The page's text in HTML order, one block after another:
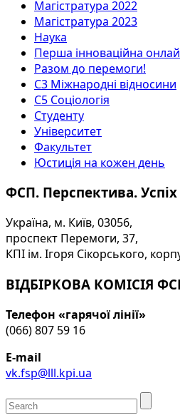
Магістратура 2022
Магістратура 2023
Наука
Перша інноваційна
Разом до перемоги!
С3 Міжнародні відносини
С5 Соціологія
Студенту
Університет
Факультет
Юстиція на кожен день
ФСП. Перспектива. Успіх
Україна, м. Київ, 03056,
проспект Перемоги, 37,
КПІ ім. Ігоря Сікорського,
ВІДБІРКОВА КОМІСІЯ
Телефон «гарячої лінії»
(066) 807 59 16
E-mail
vk.fsp@lll.kpi.ua